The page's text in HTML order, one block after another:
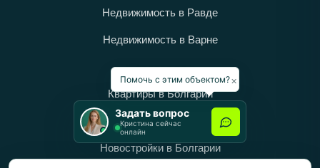
Недвижимость в Равде
Недвижимость в Варне
Категории
Квартиры в Болгарии
Дома в Болгарии
Новостройки в Болгарии
×
Помочь с этим объектом?
Задать вопрос
Кристина сейчас
онлайн